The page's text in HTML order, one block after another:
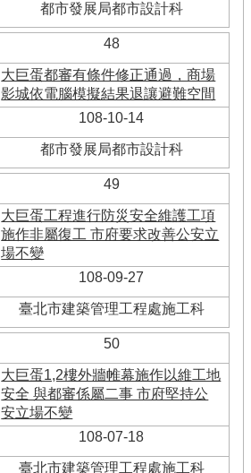
都市發展局都市設計科
48
大巨蛋都審有條件修正通過，商場
影城依電腦模擬結果退讓避難空間
108-10-14
都市發展局都市設計科
49
大巨蛋工程進行防災安全維護工項
施作非屬復工 市府要求改善公安立
場不變
108-09-27
臺北市建築管理工程處施工科
50
大巨蛋1,2樓外牆帷幕施作以維工地
安全 與都審係屬二事 市府堅持公
安立場不變
108-07-18
臺北市建築管理工程處施工科